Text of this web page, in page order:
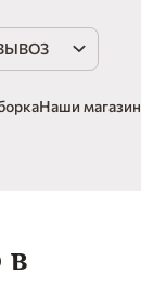
Наши
в